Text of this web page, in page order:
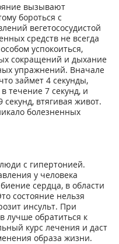
вызывают
бороться с
вегетососудистой
средств не всегда
успокоиться,
сокращений и дыхание
упражнений. Вначале
займет 4 секунды,
течение 7 секунд, и
втягивая живот.
болезненных
с гипертонией.
у человека
сердца, в области
состояние нельзя
инсульт. При
лучше обратиться к
курс лечения и даст
образа жизни.